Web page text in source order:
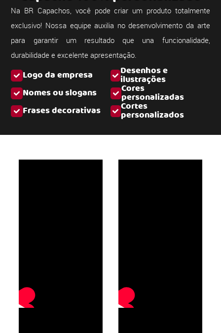
Logo da empresa Desenhos e
ilustrações
Nomes ou slogans
Cores
personalizadas
Frases decorativas
Cortes
personalizados
Na BR Capachos, você pode criar um produto totalmente
exclusivo! Nossa equipe auxilia no desenvolvimento da arte
para garantir um resultado que una funcionalidade,
durabilidade e excelente apresentação.